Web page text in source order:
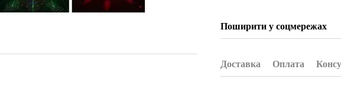
Поширити у соцмережах
Доставка Оплата